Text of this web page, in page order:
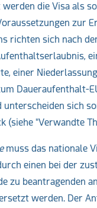
die Visa als
zur
richten sich nach
einer
Daueraufenthalt-
sich
(siehe "Verwandte
muss das nationale
einen bei der
zu beantragenden
werden. Der